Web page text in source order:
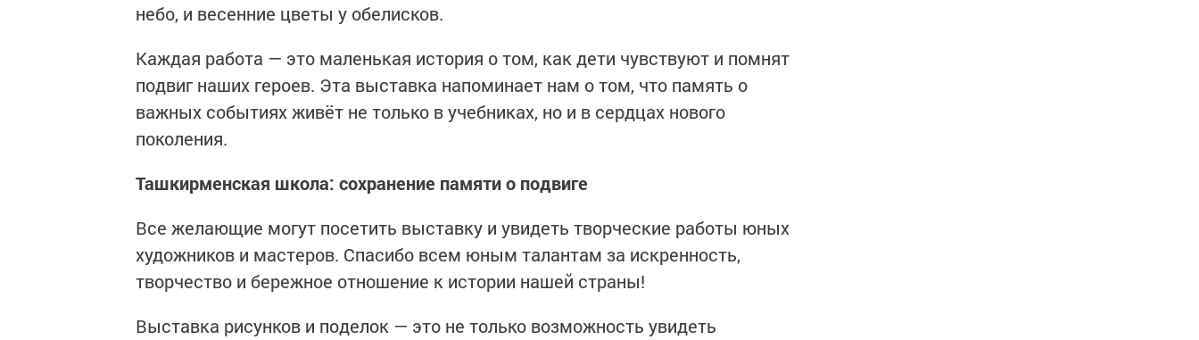
небо, и весенние цветы у обелисков.
Каждая работа — это маленькая история о том, как дети чувствуют и помнят
подвиг наших героев. Эта выставка напоминает нам о том, что память о
важных событиях живёт не только в учебниках, но и в сердцах нового
поколения.
Ташкирменская школа: сохранение памяти о подвиге
Все желающие могут посетить выставку и увидеть творческие работы юных
художников и мастеров. Спасибо всем юным талантам за искренность,
творчество и бережное отношение к истории нашей страны!
Выставка рисунков и поделок — это не только возможность увидеть